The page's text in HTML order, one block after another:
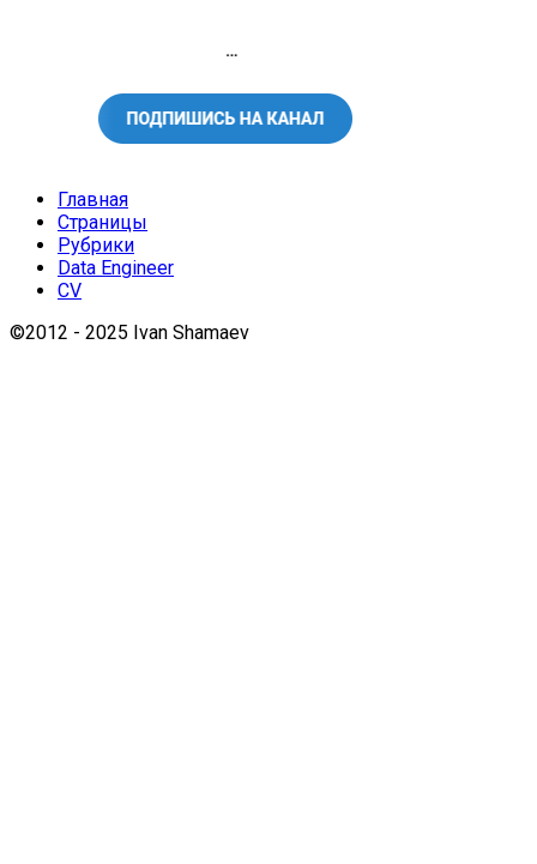
Главная
Страницы
Рубрики
Data Engineer
CV
©2012 - 2025 Ivan Shamaev